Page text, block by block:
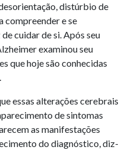
distúrbio de
compreender e se
cuidar de si. Após seu
examinou seu
que hoje são conhecidas
essas alterações cerebrais
de sintomas
as manifestações
do diagnóstico, diz-